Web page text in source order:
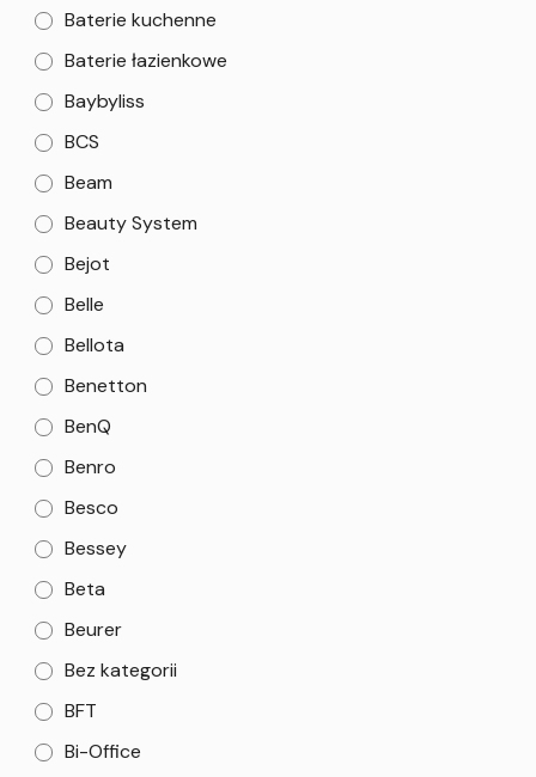
Baterie kuchenne
Baterie łazienkowe
Baybyliss
BCS
Beam
Beauty System
Bejot
Belle
Bellota
Benetton
BenQ
Benro
Besco
Bessey
Beta
Beurer
Bez kategorii
BFT
Bi-Office